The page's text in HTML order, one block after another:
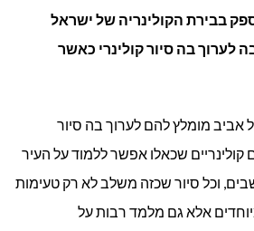
בבירת הקולינריה של ישראל
לערוך בה סיור קולינרי כאשר
אביב מומלץ להם לערוך בה סיור
קולינריים שכאלו אפשר ללמוד על העיר
וכל סיור שכזה משלב לא רק טעימות
אלא גם מלמד רבות על